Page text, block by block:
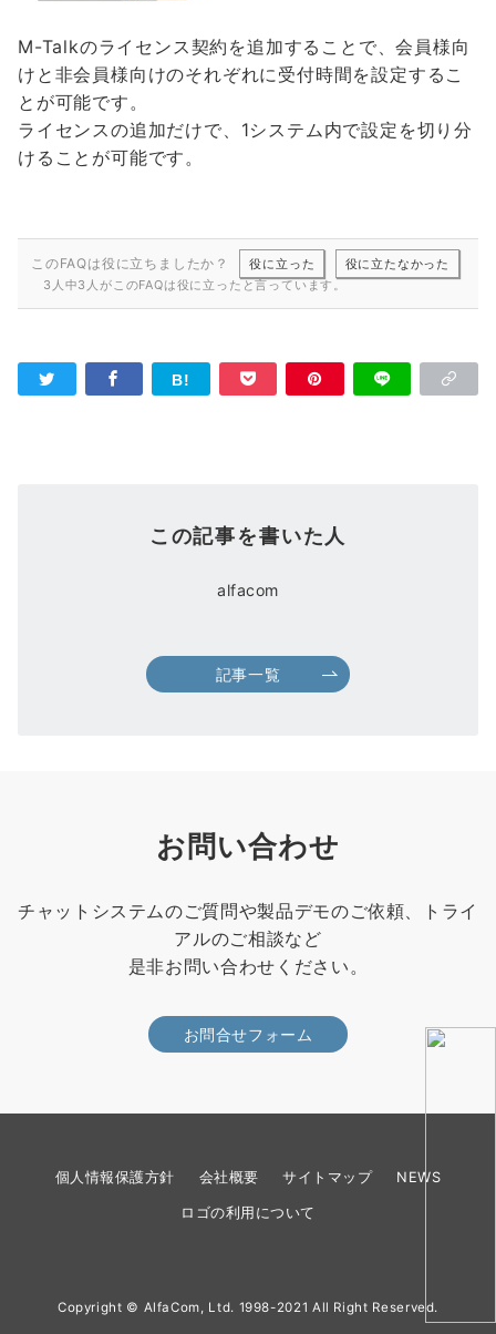
M-Talkのライセンス契約を追加することで、会員様向
けと非会員様向けのそれぞれに受付時間を設定するこ
とが可能です。
ライセンスの追加だけで、1システム内で設定を切り分
けることが可能です。
このFAQは役に立ちましたか？ 役に立った
役に立たなかった
3人中3人がこのFAQは役に立ったと言っています。
この記事を書いた人
alfacom
記事一覧
お問い合わせ
チャットシステムのご質問や製品デモのご依頼、トライ
アルのご相談など
是非お問い合わせください。
お問合せフォーム
個人情報保護方針 会社概要 サイトマップ NEWS
ロゴの利用について
Copyright © AlfaCom, Ltd. 1998-2021 All Right Reserved.